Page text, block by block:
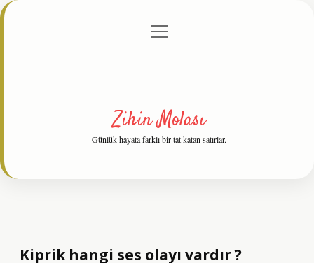
Gizlilik Politikası
menüyü
Zihin Molası
Günlük hayata farklı bir tat katan satırlar.
Kiprik hangi ses olayı vardır ?